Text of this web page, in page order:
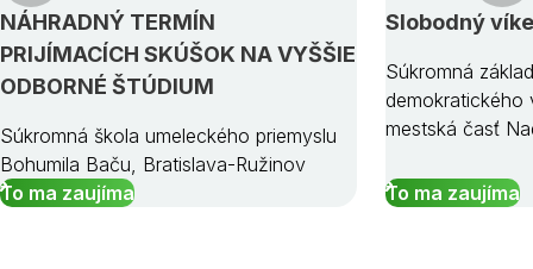
NÁHRADNÝ TERMÍN
PRIJÍMACÍCH SKÚŠOK NA VYŠŠIE
ODBORNÉ ŠTÚDIUM
Súkromná škola umeleckého priemyslu
Bohumila Baču, Bratislava-Ružinov
To ma zaujíma
Slobodný
Súkromná
demokratického
mestská časť
To ma zaujíma